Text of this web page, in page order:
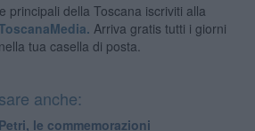
principali della Toscana iscriviti alla
Arriva gratis tutti i giorni
tua casella di posta.
anche:
le commemorazioni